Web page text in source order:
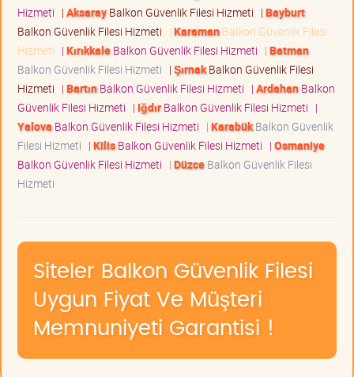
Hizmeti | AksarayBalkon Güvenlik Filesi Hizmeti | Bayburt
Balkon Güvenlik Filesi Hizmeti | KaramanBalkon Güvenlik Filesi
Hizmeti | KırıkkaleBalkon Güvenlik Filesi Hizmeti | Batman
Balkon Güvenlik Filesi Hizmeti | ŞırnakBalkon Güvenlik Filesi
Hizmeti | BartınBalkon Güvenlik Filesi Hizmeti | ArdahanBalkon
Güvenlik Filesi Hizmeti | IğdırBalkon Güvenlik Filesi Hizmeti |
Yalova Balkon Güvenlik Filesi Hizmeti | KarabükBalkon Güvenlik
Filesi Hizmeti | KilisBalkon Güvenlik Filesi Hizmeti | Osmaniye
Balkon Güvenlik Filesi Hizmeti | DüzceBalkon Güvenlik Filesi
Hizmeti
Siteler Balkon Güvenlik Filesi
Uygun Fiyat Ve Müşteri
Memnuniyeti Garantisi !